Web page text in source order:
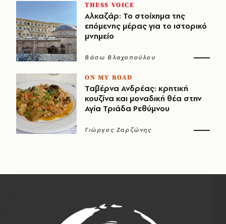
THESS VOICE
Αλκαζάρ: Το στοίχημα της
επόμενης μέρας για το ιστορικό
μνημείο
Βάσω Βλαχοπούλου
ON MY ROAD
Ταβέρνα Ανδρέας: κρητική
κουζίνα και μοναδική θέα στην
Αγία Τριάδα Ρεθύμνου
Γιώργος Ζαρζώνης